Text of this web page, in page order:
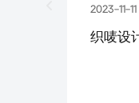
2023-11-11
织唛设